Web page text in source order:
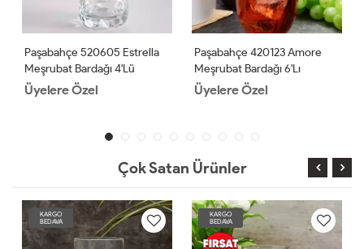
Paşabahçe 520605 Estrella
Meşrubat Bardağı 4'lü
Üyelere Özel
Paşabahçe 420123 Amore
Meşrubat Bardağı 6'lı
Üyelere Özel
Çok Satan Ürünler
KARGO
BEDAVA
KARGO
BEDAVA